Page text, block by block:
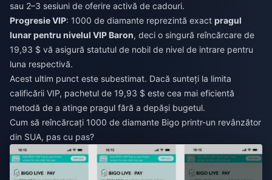
sau 2–3 sesiuni de oferire activă de cadouri.
Progresie VIP: 1000 de diamante reprezintă exact pragul
lunar pentru nivelul VIP Baron, deci o singură reîncărcare de
19,93 $ vă asigură statutul de nobil de nivel de intrare pentru
luna respectivă.
Acest ultim punct este subestimat. Dacă sunteți la limita
calificării VIP, pachetul de 19,93 $ este cea mai eficientă
metodă de a atinge pragul fără a depăși bugetul.
Cum să reîncărcați 1000 de diamante Bigo printr-un revânzător
din SUA, pas cu pas?